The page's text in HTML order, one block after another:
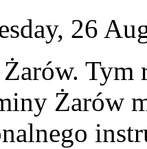
26
Tym
Żarów